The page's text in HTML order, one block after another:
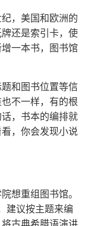
，美国和欧洲的
还是索引卡，使
一本书，图书馆
和图书位置等信
不一样，有的根
，书本的编排就
，你会发现小说
想重组图书馆。
建议按主题来编
古​​典希腊语演讲